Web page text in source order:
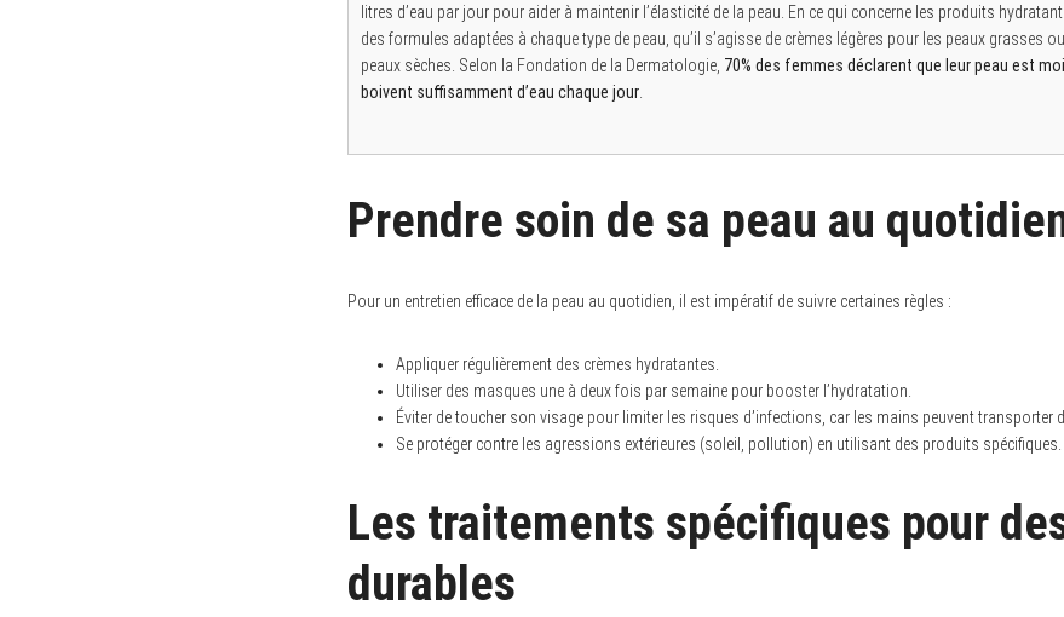
litres d’eau par jour pour aider à maintenir l’élasticité de la peau. En ce qui concerne les produits
des formules adaptées à chaque type de peau, qu’il s’agisse de crèmes légères pour les peaux grasses
peaux sèches. Selon la Fondation de la Dermatologie, 70% des femmes déclarent que leur peau est
boivent suffisamment d’eau chaque jour
Prendre soin de sa peau au
Pour un entretien efficace de la peau au quotidien, il est impératif de suivre certaines règles :
Appliquer régulièrement des crèmes hydratantes.
Utiliser des masques une à deux fois par semaine pour booster l’hydratation.
Éviter de toucher son visage pour limiter les risques d’infections, car les mains peuvent transporter
Se protéger contre les agressions extérieures (soleil, pollution) en utilisant des produits spécifiques.
Les traitements spécifiques pour
durables